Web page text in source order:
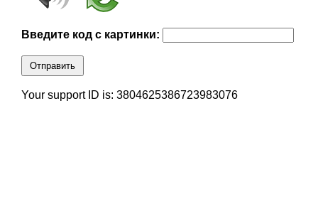
Введите код с картинки:
Отправить
Your support ID is: 3804625386723983076